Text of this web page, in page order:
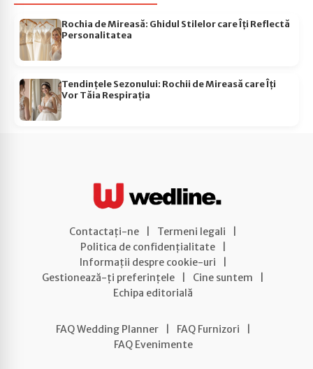
Rochia de Mireasă: Ghidul Stilelor care Îți Reflectă
Personalitatea
Tendințele Sezonului: Rochii de Mireasă care Îți
Vor Tăia Respirația
Contactați-ne Termeni legali
Politica de confidențialitate
Informații despre cookie-uri
Gestionează-ți preferințele
Cine suntem
Echipa editorială
FAQ Wedding Planner FAQ Furnizori
FAQ Evenimente